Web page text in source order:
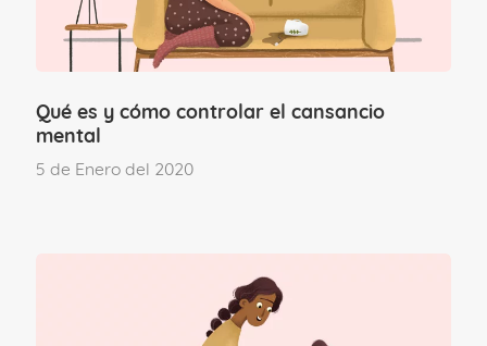
El grado de estrés que sentimos puede
intensificarse cuandopercibimos o
mentales y físicos no son suficientes
para satisfacer determinadas exigencias.
competencias necesarias, tenemos una
carga de trabajo excesiva o se nos exige
Qué es y cómo controlar el cansancio
mental
5 de Enero del 2020